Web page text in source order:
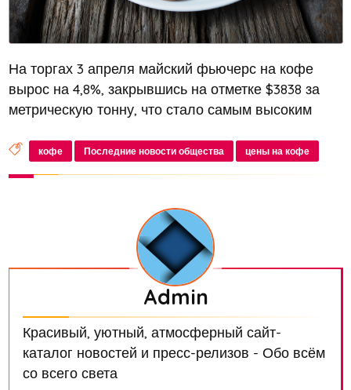
На торгах 3 апреля майский фьючерс на кофе
вырос на 4,8%, закрывшись на отметке $3838 за
метрическую тонну, что стало самым высоким
продолжили свой рост, достигнув $3847 за
метрическую тонну. С начала года стоим...
кофе Последние новости общества цены на кофе
Admin
Красивый, уютный, атмосферный сайт-
каталог новостей и пресс-релизов - Обо всём
со всего света